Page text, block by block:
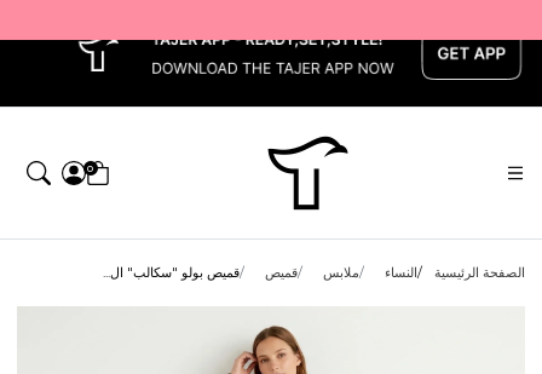
0
الصفحة الرئيسية النساء ملابس قميص قميص بولو "سكالب" ال...